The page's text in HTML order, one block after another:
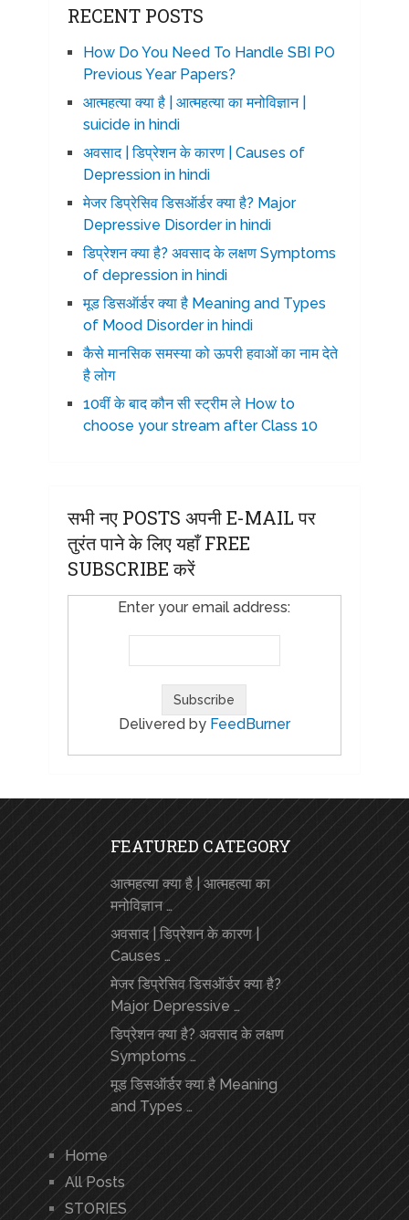
RECENT POSTS
How Do You Need To Handle SBI PO
Previous Year Papers?
आत्महत्या क्या है | आत्महत्या का मनोविज्ञान |
suicide in hindi
अवसाद | डिप्रेशन के कारण | Causes of
Depression in hindi
मेजर डिप्रेसिव डिसऑर्डर क्या है? Major
Depressive Disorder in hindi
डिप्रेशन क्या है? अवसाद के लक्षण Symptoms
of depression in hindi
मूड डिसऑर्डर क्या है Meaning and Types
of Mood Disorder in hindi
कैसे मानसिक समस्या को ऊपरी हवाओं का नाम देते
है लोग
10वीं के बाद कौन सी स्ट्रीम ले How to
choose your stream after Class 10
सभी नए POSTS अपनी E-MAIL पर
तुरंत पाने के लिए यहाँ FREE
SUBSCRIBE करें
Enter your email address:
Delivered by FeedBurner
FEATURED CATEGORY
आत्महत्या क्या है | आत्महत्या का
मनोविज्ञान …
अवसाद | डिप्रेशन के कारण |
Causes …
मेजर डिप्रेसिव डिसऑर्डर क्या है?
Major Depressive …
डिप्रेशन क्या है? अवसाद के लक्षण
Symptoms …
मूड डिसऑर्डर क्या है Meaning
and Types …
Home
All Posts
STORIES